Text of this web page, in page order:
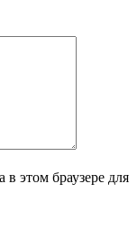
этом браузере для